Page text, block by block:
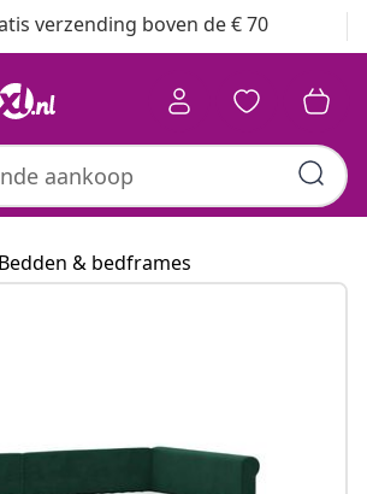
verzending boven de € 70
& bedframes